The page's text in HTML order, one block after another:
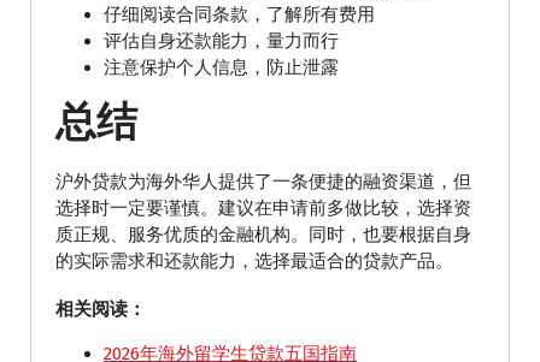
仔细阅读合同条款，了解所有费用
评估自身还款能力，量力而行
注意保护个人信息，防止泄露
总结
沪外贷款为海外华人提供了一条便捷的融资渠道，但
选择时一定要谨慎。建议在申请前多做比较，选择资
质正规、服务优质的金融机构。同时，也要根据自身
的实际需求和还款能力，选择最适合的贷款产品。
相关阅读：
2026年海外留学生贷款五国指南